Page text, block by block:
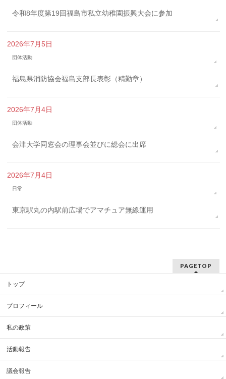
令和8年度第19回福島市私立幼稚園振興大会に参加
2026年7月5日
団体活動
福島県消防協会福島支部長表彰（精勤章）
2026年7月4日
団体活動
会津大学同窓会の理事会並びに総会に出席
2026年7月4日
日常
東京駅丸の内駅前広場でアマチュア無線運用
PAGETOP
トップ
プロフィール
私の政策
活動報告
議会報告